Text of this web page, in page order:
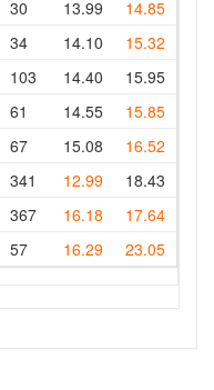
30 13.99 14.85
34 14.10 15.32
103 14.40 15.95
61 14.55 15.85
67 15.08 16.52
341 12.99 18.43
367 16.18 17.64
57 16.29 23.05